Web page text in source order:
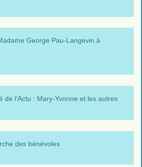
George Pau-Langevin à
de l’Actu : Mary-Yvonne et les autres
des bénévoles